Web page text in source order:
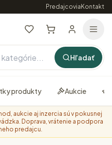
Predajcovia Kontakt
Hľadať
produkty Aukcie
aukcie aj inzercia sú v pokusnej
Doprava, vrátenie a podpora
predajcu.